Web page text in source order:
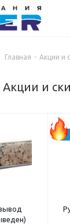
Главная - Акции и
Акции и